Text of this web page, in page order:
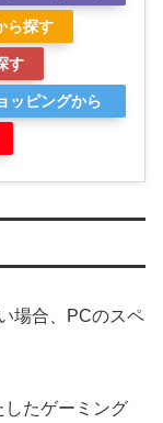
ら探す
す
ッピングから
場合、PCのスペ
たゲーミング